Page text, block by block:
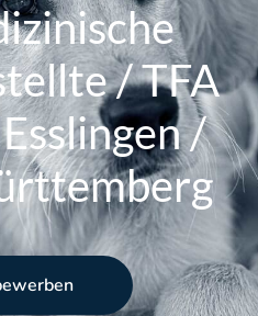
/ TFA
/